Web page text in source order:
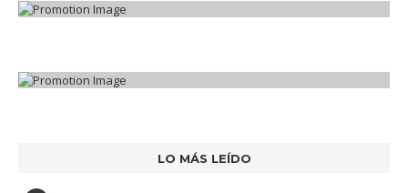
LO MÁS LEÍDO